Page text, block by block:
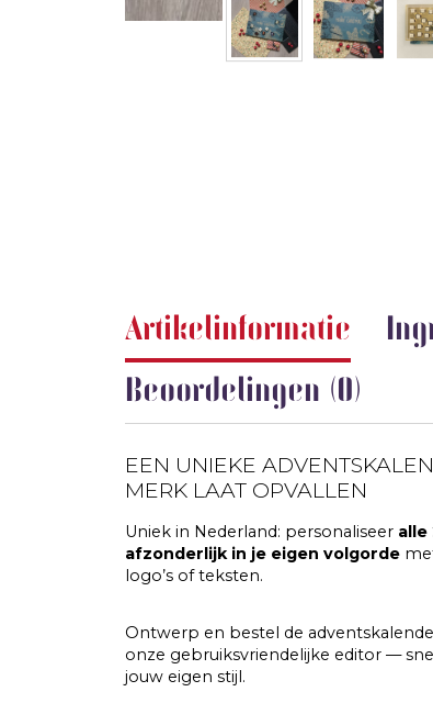
Artikelinformatie
Beoordelingen (0)
EEN UNIEKE
MERK LAAT OPVALLEN
Uniek in Nederland: personaliseer alle
afzonderlijk in je eigen volgorde
logo’s of teksten.
Ontwerp en bestel de
onze gebruiksvriendelijke editor —
jouw eigen stijl.